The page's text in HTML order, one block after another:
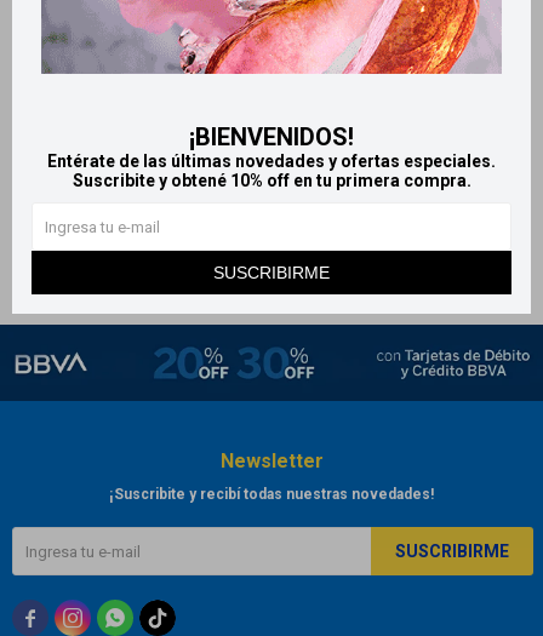
¡BIENVENIDOS!
Entérate de las últimas novedades y ofertas especiales.
Suscribite y obtené 10% off en tu primera compra.
SUSCRIBIRME
LlegaEL LUNES
EL LUNES
Uze Max Peine Fino para
Cabellos Largos
$ 412
LlegaEL LUNES
LlegaEL LUNES
Uze Advanced Peine Fino
para Cabellos Cortos
$ 494
Newsletter
¡Suscribite y recibí todas nuestras novedades!
SUSCRIBIRME
  